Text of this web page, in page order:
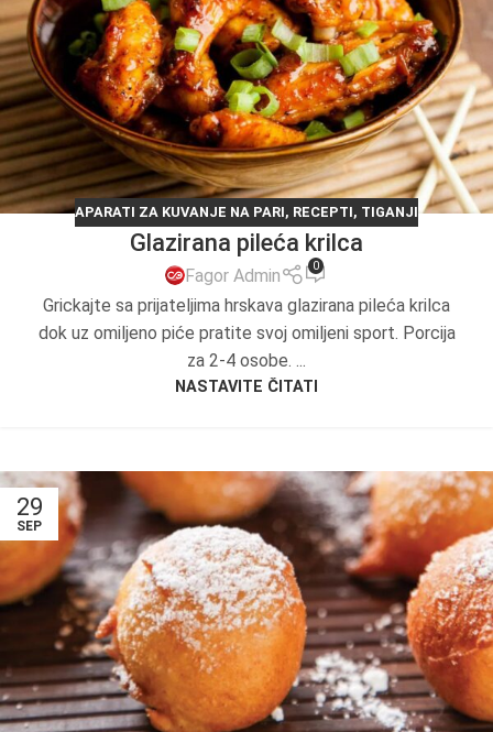
APARATI ZA KUVANJE NA PARI, RECEPTI, TIGANJI
Glazirana pileća krilca
Fagor Admin 0
Grickajte sa prijateljima hrskava glazirana pileća krilca
dok uz omiljeno piće pratite svoj omiljeni sport. Porcija
za 2-4 osobe. ...
NASTAVITE ČITATI
29
SEP